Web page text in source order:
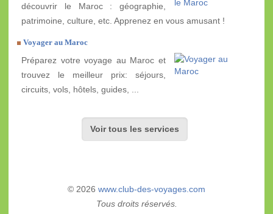
découvrir le Maroc : géographie,
patrimoine, culture, etc. Apprenez en vous amusant !
Voyager au Maroc
Préparez votre voyage au Maroc et
trouvez le meilleur prix: séjours,
circuits, vols, hôtels, guides, ...
Voir tous les services
© 2026 www.club-des-voyages.com
Tous droits réservés.